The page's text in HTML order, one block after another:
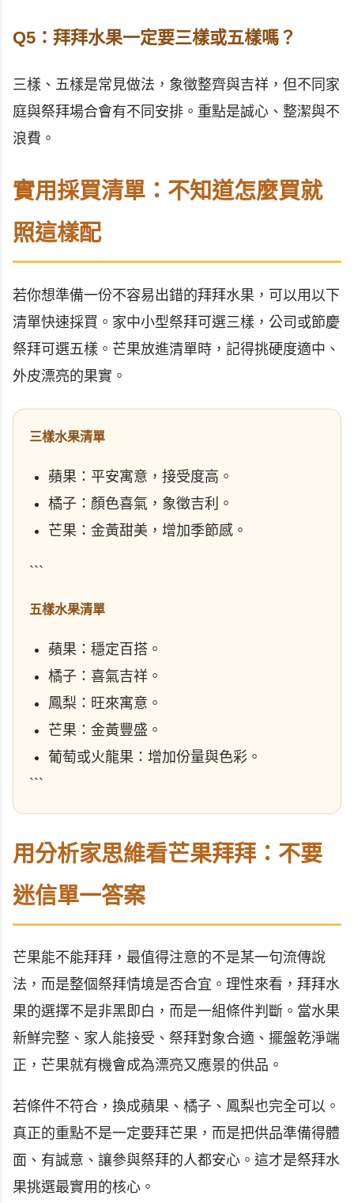
Q5：拜拜水果一定要三樣或五樣嗎？
三樣、五樣是常見做法，象徵整齊與吉祥，但不同家
庭與祭拜場合會有不同安排。重點是誠心、整潔與不
浪費。
實用採買清單：不知道怎麼買就
照這樣配
若你想準備一份不容易出錯的拜拜水果，可以用以下
清單快速採買。家中小型祭拜可選三樣，公司或節慶
祭拜可選五樣。芒果放進清單時，記得挑硬度適中、
外皮漂亮的果實。
三樣水果清單
蘋果：平安寓意，接受度高。
橘子：顏色喜氣，象徵吉利。
芒果：金黃甜美，增加季節感。
```
五樣水果清單
蘋果：穩定百搭。
橘子：喜氣吉祥。
鳳梨：旺來寓意。
芒果：金黃豐盛。
葡萄或火龍果：增加份量與色彩。
```
用分析家思維看芒果拜拜：不要
迷信單一答案
芒果能不能拜拜，最值得注意的不是某一句流傳說
法，而是整個祭拜情境是否合宜。理性來看，拜拜水
果的選擇不是非黑即白，而是一組條件判斷。當水果
新鮮完整、家人能接受、祭拜對象合適、擺盤乾淨端
正，芒果就有機會成為漂亮又應景的供品。
若條件不符合，換成蘋果、橘子、鳳梨也完全可以。
真正的重點不是一定要拜芒果，而是把供品準備得體
面、有誠意、讓參與祭拜的人都安心。這才是祭拜水
果挑選最實用的核心。